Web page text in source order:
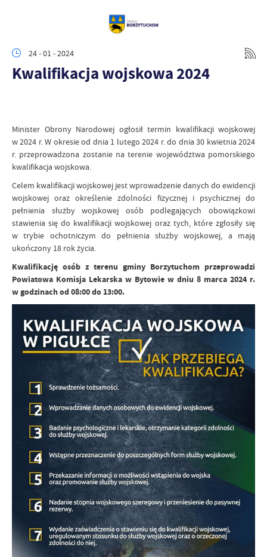
24 - 01 - 2024
Kwalifikacja wojskowa 2024
Minister Obrony Narodowej ogłosił termin kwalifikacji wojskowej
w 2024 r. W okresie od dnia 1 lutego 2024 r. do dnia 30 kwietnia 2024
r. przeprowadzona zostanie na terenie województwa pomorskiego
kwalifikacja wojskowa.
Celem kwalifikacji wojskowej jest wprowadzenie danych do ewidencji
wojskowej oraz określenie zdolności fizycznej i psychicznej do
pełnienia służby wojskowej osób podlegających obowiązkowi
stawienia się do kwalifikacji wojskowej oraz tych, które zgłosiły się
w trybie ochotniczym do pełnienia służby wojskowej, a mają
ukończony 18 rok życia.
Kwalifikację osób z terenu gminy Borzytuchom przeprowadzi
Powiatowa Komisja Lekarska w Bytowie w dniu 8 marca 2024 r.
w godzinach od 08:00 do 13:00.